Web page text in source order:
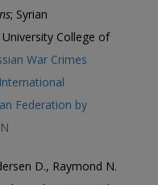
; Syrian
College of
War Crimes
Federation by
D., Raymond N.